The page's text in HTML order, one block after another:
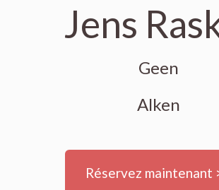
Jens
Geen
Alken
Réservez maintenant